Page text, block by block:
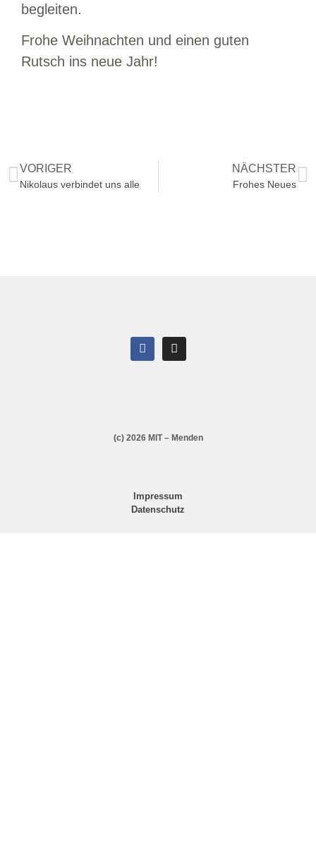
begleiten.
Frohe Weihnachten und einen guten
Rutsch ins neue Jahr!
VORIGER
Nikolaus verbindet uns alle
NÄCHSTER
Frohes Neues
(c) 2026 MIT – Menden
Impressum
Datenschutz